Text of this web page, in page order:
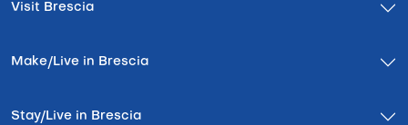
Visit Brescia
Make/Live in Brescia
Stay/Live in Brescia